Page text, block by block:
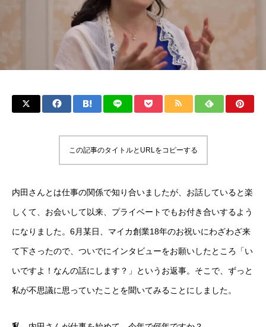
この記事のタイトルとURLをコピーする
内田さんとは仕事の関係で知り合いましたが、お話していると楽
しくて、お会いして以来、プライベートでもお付き合いするよう
になりました。6月某日、マイカ創業18年のお祝いにわざわざ来
て下さったので、ついでにインタビューをお願いしたところ「い
いですよ！なんの話にします？」というお返事。そこで、ずっと
私が不思議に思っていたことを聞いてみることにしました。